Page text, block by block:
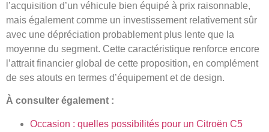
l’acquisition d’un véhicule bien équipé à prix raisonnable,
mais également comme un investissement relativement sûr
avec une dépréciation probablement plus lente que la
moyenne du segment. Cette caractéristique renforce encore
l’attrait financier global de cette proposition, en complément
de ses atouts en termes d’équipement et de design.
À consulter également :
Occasion : quelles possibilités pour un Citroën C5